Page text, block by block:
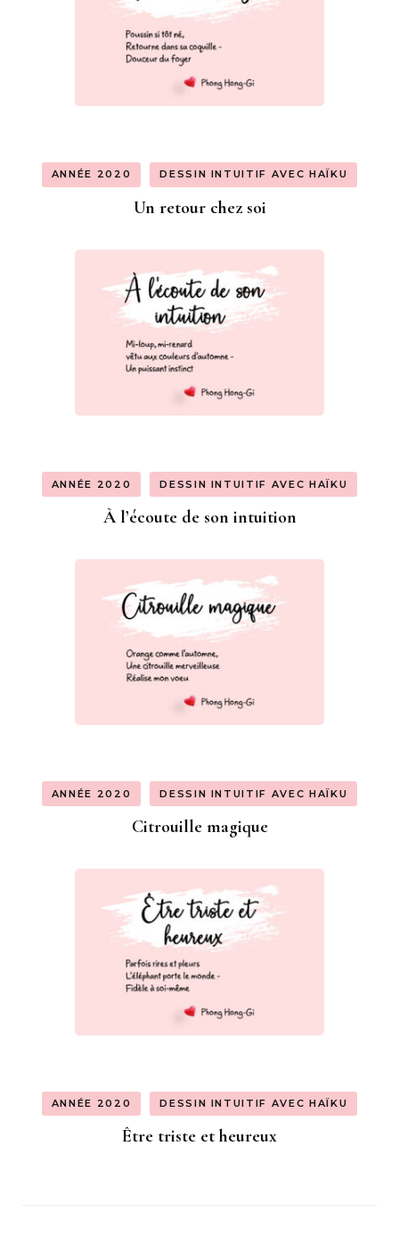
ANNÉE 2020 DESSIN INTUITIF AVEC HAÏKU
Un retour chez soi
ANNÉE 2020 DESSIN INTUITIF AVEC HAÏKU
À l’écoute de son intuition
ANNÉE 2020 DESSIN INTUITIF AVEC HAÏKU
Citrouille magique
ANNÉE 2020 DESSIN INTUITIF AVEC HAÏKU
Être triste et heureux